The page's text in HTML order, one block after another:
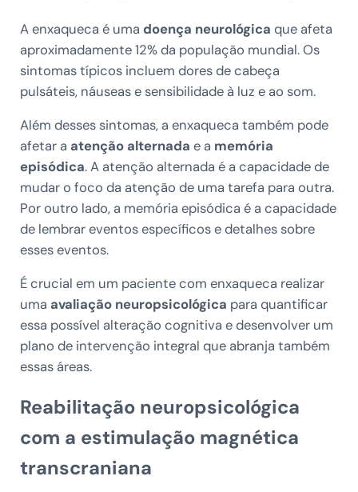
A enxaqueca é uma doença neurológica que afeta
aproximadamente 12% da população mundial. Os
sintomas típicos incluem dores de cabeça
pulsáteis, náuseas e sensibilidade à luz e ao som.
Além desses sintomas, a enxaqueca também pode
afetar a atenção alternada e a memória
episódica. A atenção alternada é a capacidade de
mudar o foco da atenção de uma tarefa para outra.
Por outro lado, a memória episódica é a capacidade
de lembrar eventos específicos e detalhes sobre
esses eventos.
É crucial em um paciente com enxaqueca realizar
uma avaliação neuropsicológica para quantificar
essa possível alteração cognitiva e desenvolver um
plano de intervenção integral que abranja também
essas áreas.
Reabilitação neuropsicológica
com a estimulação magnética
transcraniana